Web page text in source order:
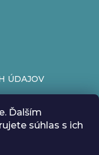
Ďalším
súhlas s ich
ÚDAJOV